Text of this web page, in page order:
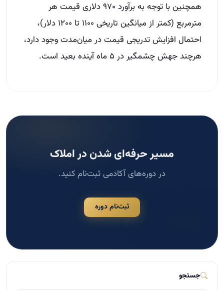
همچنین با توجه به برآورد ۹۷۰ دلاری قیمت هر
مترمربع (کمتر از میانگین تاریخی ۱۱۰۰ تا ۱۲۰۰ دلار)،
احتمال افزایش تدریجی قیمت در میان‌مدت وجود دارد،
هرچند جهش چشمگیر در ۵ ماه آینده بعید است.
مسیر حرفه‌ای شدن در املاک
در دوره‌های آکادمی ثبت‌نام کنید.
ثبت‌نام دوره
جستجو